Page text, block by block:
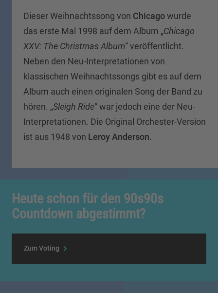
Dieser Weihnachtssong von Chicagowurde
das erste Mal 1998 auf dem Album „Chicago
XXV: The Christmas Album“ veröffentlicht.
Neben den Neu-Interpretationen von
klassischen Weihnachtssongs gibt es auf dem
Album auch einen originalen Song der Band zu
hören. „Sleigh Ride“ war jedoch eine der Neu-
Interpretationen. Die Original Orchester-Version
ist aus 1948 von Leroy Anderson.
Heute schon für den 90s90s
Countdown abgestimmt?
Zum Voting